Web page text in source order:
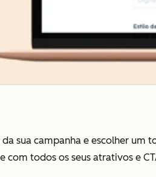
sua campanha e escolher um
todos os seus atrativos e